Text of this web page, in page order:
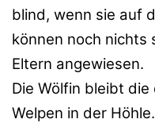
blind, wenn sie auf
können noch nichts
Eltern angewiesen.
Die Wölfin bleibt
Welpen in der